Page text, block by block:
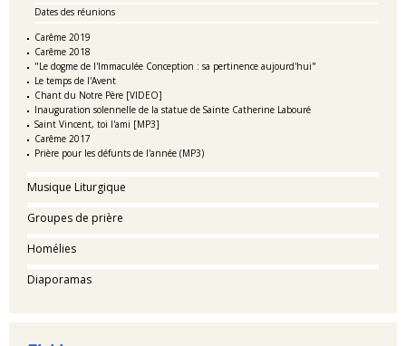
Dates des réunions
Carême 2019
Carême 2018
"Le dogme de l'Immaculée Conception : sa pertinence aujourd'hui"
Le temps de l'Avent
Chant du Notre Père [VIDEO]
Inauguration solennelle de la statue de Sainte Catherine Labouré
Saint Vincent, toi l'ami [MP3]
Carême 2017
Prière pour les défunts de l'année (MP3)
Musique Liturgique
Groupes de prière
Homélies
Diaporamas